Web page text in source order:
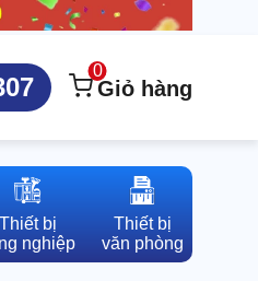
0
Giỏ hàng
Thiết bị
nghiệp
Thiết bị
văn phòng